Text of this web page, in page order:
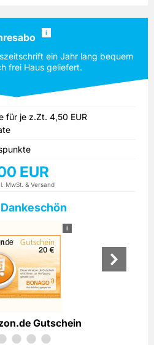
i
ein Jahr lang bequem
frei Haus geliefert.
für je z.Zt. 4,50 EUR
EUR
MwSt. & Versand
i
Gutschein